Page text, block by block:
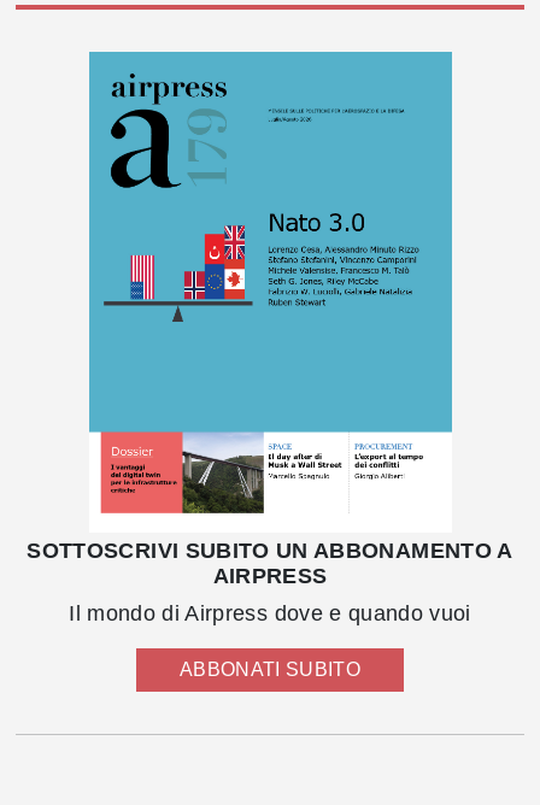
SOTTOSCRIVI SUBITO UN ABBONAMENTO A
AIRPRESS
Il mondo di Airpress dove e quando vuoi
ABBONATI SUBITO